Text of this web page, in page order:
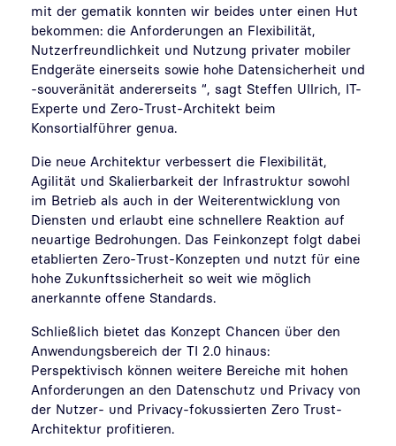
mit der gematik konnten wir beides unter einen Hut
bekommen: die Anforderungen an Flexibilität,
Nutzerfreundlichkeit und Nutzung privater mobiler
Endgeräte einerseits sowie hohe Datensicherheit und
-souveränität andererseits “, sagt Steffen Ullrich, IT-
Experte und Zero-Trust-Architekt beim
Konsortialführer genua.
Die neue Architektur verbessert die Flexibilität,
Agilität und Skalierbarkeit der Infrastruktur sowohl
im Betrieb als auch in der Weiterentwicklung von
Diensten und erlaubt eine schnellere Reaktion auf
neuartige Bedrohungen. Das Feinkonzept folgt dabei
etablierten Zero-Trust-Konzepten und nutzt für eine
hohe Zukunftssicherheit so weit wie möglich
anerkannte offene Standards.
Schließlich bietet das Konzept Chancen über den
Anwendungsbereich der TI 2.0 hinaus:
Perspektivisch können weitere Bereiche mit hohen
Anforderungen an den Datenschutz und Privacy von
der Nutzer- und Privacy-fokussierten Zero Trust-
Architektur profitieren.